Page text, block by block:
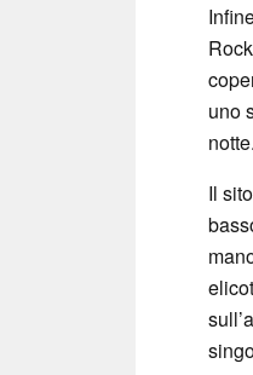
uno
notte.
Il